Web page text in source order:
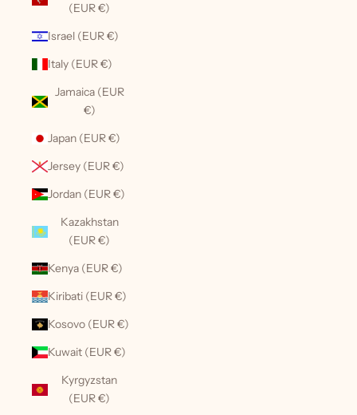
(EUR €)
Israel (EUR €)
Italy (EUR €)
Jamaica (EUR
€)
Japan (EUR €)
Jersey (EUR €)
Jordan (EUR €)
Kazakhstan
(EUR €)
Kenya (EUR €)
Kiribati (EUR €)
Kosovo (EUR €)
Kuwait (EUR €)
Kyrgyzstan
(EUR €)